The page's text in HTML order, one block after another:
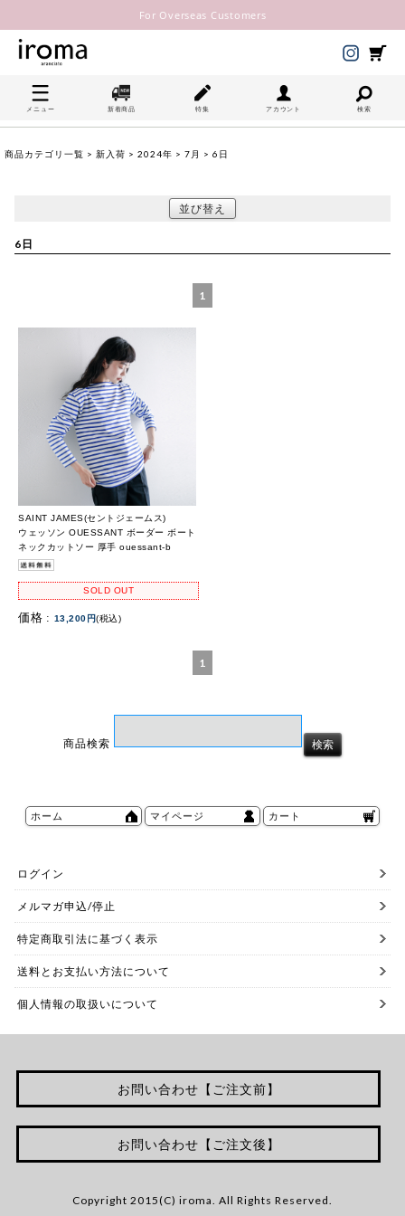
For Overseas Customers
メニュー 新着商品 特集 アカウント 検索
商品カテゴリ一覧 > 新入荷 > 2024年 > 7月 > 6日
並び替え
6日
1
SAINT JAMES(セントジェームス)
ウェッソン OUESSANT ボーダー ボート
ネックカットソー 厚手 ouessant-b
SOLD OUT
価格 : 13,200円(税込)
1
商品検索
ホーム マイページ カート
ログイン
メルマガ申込/停止
特定商取引法に基づく表示
送料とお支払い方法について
個人情報の取扱いについて
お問い合わせ【ご注文前】
お問い合わせ【ご注文後】
Copyright 2015(C) iroma. All Rights Reserved.